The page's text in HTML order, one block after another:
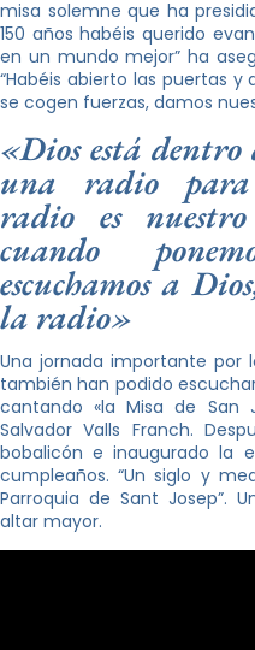
misa solemne que ha
150 años habéis querido
en un mundo mejor” ha
“Habéis abierto las puertas
se cogen fuerzas, damos
«Dios está dentro
una radio
radio es
cuando
escuchamos a
la radio»
Una jornada importante por
también han podido
cantando «la Misa de San
Salvador Valls Franch.
bobalicón e inaugurado la
cumpleaños. “Un siglo y
Parroquia de Sant Josep”.
altar mayor.